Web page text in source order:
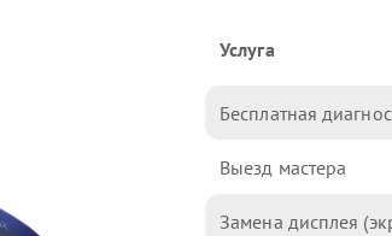
Услуга
Бесплатная
Выезд мастера
Замена дисплея